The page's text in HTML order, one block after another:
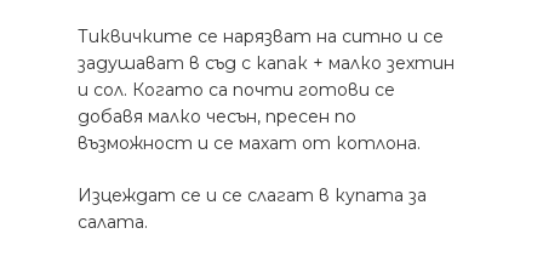
Тиквичките се нарязват на ситно и се
задушават в съд с капак + малко зехтин
и сол. Когато са почти готови се
добавя малко чесън, пресен по
възможност и се махат от котлона.
Изцеждат се и се слагат в купата за
салата.